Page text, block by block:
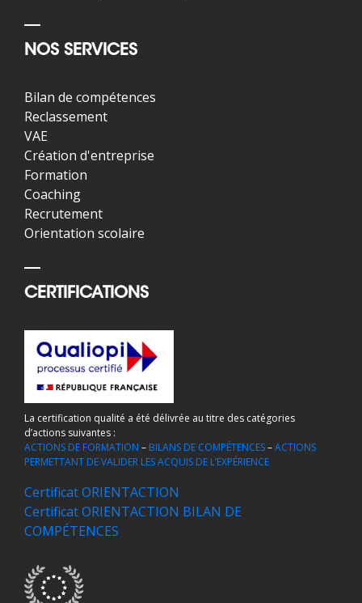
NOS SERVICES
Bilan de compétences
Reclassement
VAE
Création d'entreprise
Formation
Coaching
Recrutement
Orientation scolaire
CERTIFICATIONS
La certification qualité a été délivrée au titre des catégories
d’actions suivantes :
ACTIONS DE FORMATION – BILANS DE COMPÉTENCES–ACTIONS
PERMETTANT DE VALIDER LES ACQUIS DE L’EXPÉRIENCE
Certificat ORIENTACTION
Certificat ORIENTACTION BILAN DE
COMPÉTENCES